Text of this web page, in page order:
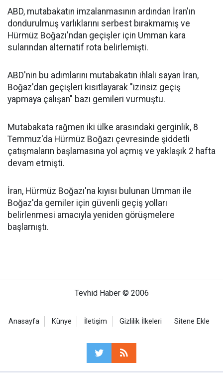
ABD, mutabakatın imzalanmasının ardından İran'ın
dondurulmuş varlıklarını serbest bırakmamış ve
Hürmüz Boğazı'ndan geçişler için Umman kara
sularından alternatif rota belirlemişti.
ABD'nin bu adımlarını mutabakatın ihlali sayan İran,
Boğaz'dan geçişleri kısıtlayarak "izinsiz geçiş
yapmaya çalışan" bazı gemileri vurmuştu.
Mutabakata rağmen iki ülke arasındaki gerginlik, 8
Temmuz'da Hürmüz Boğazı çevresinde şiddetli
çatışmaların başlamasına yol açmış ve yaklaşık 2 hafta
devam etmişti.
İran, Hürmüz Boğazı'na kıyısı bulunan Umman ile
Boğaz'da gemiler için güvenli geçiş yolları
belirlenmesi amacıyla yeniden görüşmelere
başlamıştı.
Tevhid Haber © 2006
Anasayfa Künye İletişim Gizlilik İlkeleri Sitene Ekle